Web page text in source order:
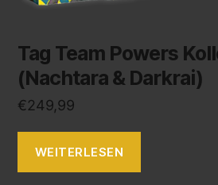
Tag Team Powers
(Nachtara & Darkrai)
€249,99
WEITERLESEN